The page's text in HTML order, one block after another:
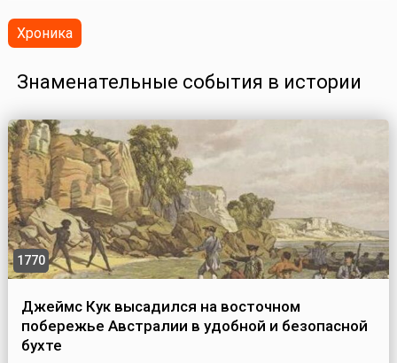
Хроника
Знаменательные события в истории
1770
Джеймс Кук высадился на восточном
побережье Австралии в удобной и безопасной
бухте